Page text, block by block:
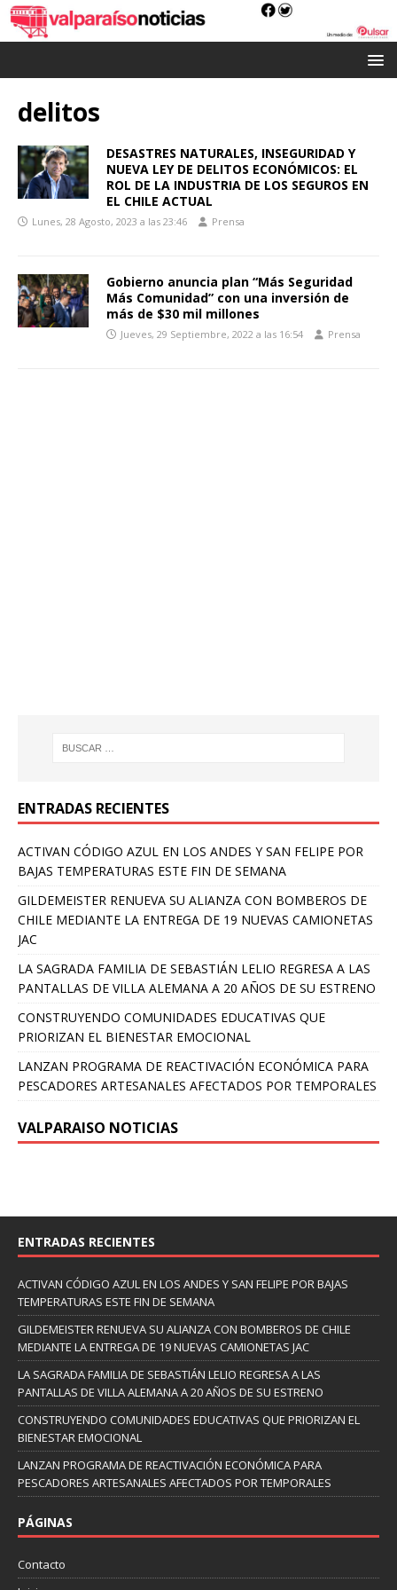
delitos
DESASTRES NATURALES, INSEGURIDAD Y
NUEVA LEY DE DELITOS ECONÓMICOS: EL
ROL DE LA INDUSTRIA DE LOS SEGUROS EN
EL CHILE ACTUAL
Lunes, 28 Agosto, 2023 a las 23:46 Prensa
Gobierno anuncia plan “Más Seguridad
Más Comunidad” con una inversión de
más de $30 mil millones
Jueves, 29 Septiembre, 2022 a las 16:54 Prensa
ENTRADAS RECIENTES
ACTIVAN CÓDIGO AZUL EN LOS ANDES Y SAN FELIPE POR
BAJAS TEMPERATURAS ESTE FIN DE SEMANA
GILDEMEISTER RENUEVA SU ALIANZA CON BOMBEROS DE
CHILE MEDIANTE LA ENTREGA DE 19 NUEVAS CAMIONETAS
JAC
LA SAGRADA FAMILIA DE SEBASTIÁN LELIO REGRESA A LAS
PANTALLAS DE VILLA ALEMANA A 20 AÑOS DE SU ESTRENO
CONSTRUYENDO COMUNIDADES EDUCATIVAS QUE
PRIORIZAN EL BIENESTAR EMOCIONAL
LANZAN PROGRAMA DE REACTIVACIÓN ECONÓMICA PARA
PESCADORES ARTESANALES AFECTADOS POR TEMPORALES
VALPARAISO NOTICIAS
ENTRADAS RECIENTES
ACTIVAN CÓDIGO AZUL EN LOS ANDES Y SAN FELIPE POR BAJAS
TEMPERATURAS ESTE FIN DE SEMANA
GILDEMEISTER RENUEVA SU ALIANZA CON BOMBEROS DE CHILE
MEDIANTE LA ENTREGA DE 19 NUEVAS CAMIONETAS JAC
LA SAGRADA FAMILIA DE SEBASTIÁN LELIO REGRESA A LAS
PANTALLAS DE VILLA ALEMANA A 20 AÑOS DE SU ESTRENO
CONSTRUYENDO COMUNIDADES EDUCATIVAS QUE PRIORIZAN EL
BIENESTAR EMOCIONAL
LANZAN PROGRAMA DE REACTIVACIÓN ECONÓMICA PARA
PESCADORES ARTESANALES AFECTADOS POR TEMPORALES
PÁGINAS
Contacto